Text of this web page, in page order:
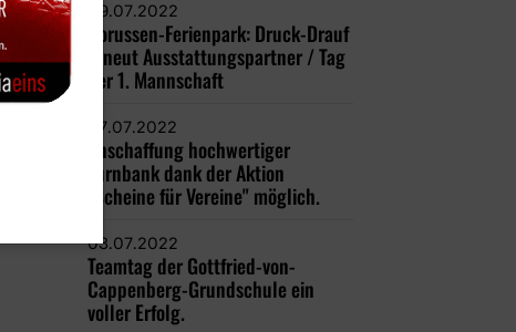
09.07.2022
Borussen-Ferienpark: Druck-Drauf
erneut Ausstattungspartner / Tag
der 1. Mannschaft
07.07.2022
Anschaffung hochwertiger
Turnbank dank der Aktion
"Scheine für Vereine" möglich.
03.07.2022
Teamtag der Gottfried-von-
Cappenberg-Grundschule ein
voller Erfolg.